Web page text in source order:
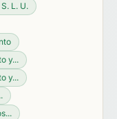
L. U.
y...
y...